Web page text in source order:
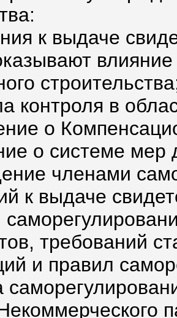
к выдаче
контроля в
о
о системе мер
членами
к выдаче
требований
и правил